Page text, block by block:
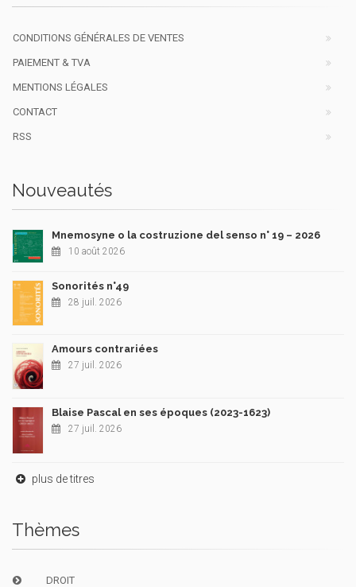
CONDITIONS GÉNÉRALES DE VENTES
PAIEMENT & TVA
MENTIONS LÉGALES
CONTACT
RSS
Nouveautés
Mnemosyne o la costruzione del senso n° 19 – 2026
10 août 2026
Sonorités n°49
28 juil. 2026
Amours contrariées
27 juil. 2026
Blaise Pascal en ses époques (2023-1623)
27 juil. 2026
plus de titres
Thèmes
DROIT